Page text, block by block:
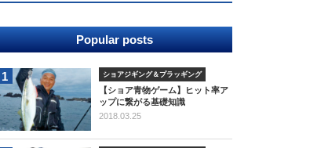
Popular posts
1 ショアジギング＆プラッギング
【ショア青物ゲーム】ヒット率ア
ップに繋がる基礎知識
2018.03.25